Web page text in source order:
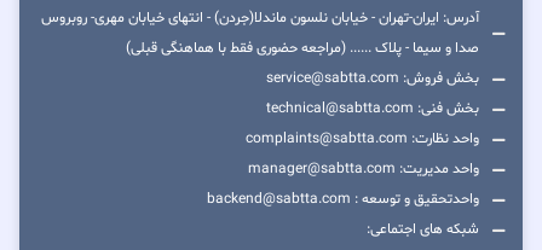
آدرس: ایران-تهران - خیابان نلسون ماندلا(جردن) - انتهای خیابان مهری- روبروس
صدا و سیما - پلاک ...... (مراجعه حضوری فقط با هماهنگی قبلی)
بخش فروش: service@sabtta.com
بخش فنی: technical@sabtta.com
واحد نظارت: complaints@sabtta.com
واحد مدیریت: manager@sabtta.com
واحدتحقیق و توسعه : backend@sabtta.com
شبکه های اجتماعی: